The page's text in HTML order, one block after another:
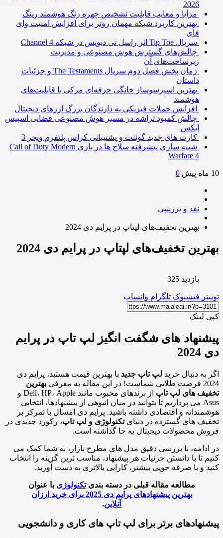
مزایا و معایب قابلیت تشخیص چهره زنگ هوشمند رینگ
بهترین کاربرد شبکه مهمان روتر برای افزایش امنیت وای
سریال Tip Toe اثر راسل تی دیویس در شبکه Channel 4
چالش‌های گسترش هوش مصنوعی و مدیریت
زیرساخت‌های آن
زمان پخش فصل دوم سریال The Testaments و جزئیات
داستان
بهترین اسپرسوساز خانگی حرفه‌ای مرکی با قابلیت‌های
هوشمند
افزایش حملات فیزیکی به دارندگان بزرگ ارزهای دیجیتال
چالش کمبود تراشه در مسیر هوش مصنوعی فضایی اسپیس
کارت های جدید گوئنت و پشتیبانی کراس پلتفرم ویچر 3
شبیه سازی پیشرفته سلاح ها در بازی Call of Duty Modern
Warfare 4
0
نقد و بررسی
بهترین تخفیف‌های لپتاپ در پرایم دی 2024
تخفیف‌های لپتاپ در پرایم دی 2024
بازدید 325
فیسبوک تلگرام واتساپ
های شگفت انگیز لپ تاپ در پرایم
دنبال خریدلپ تاپ جدید با بهترین قیمت هستید، پرایم دی
بهترین
های لپ تاپ
از برندهای محبوب مانند Dell، HP، Apple و
Asus می پردازیم تا بتوانید در میان انبوهی از پیشنهادها، انتخابی
و اقتصادی داشته باشید. پرایم دی امسال با تمرکز بر
های گسترده در دنیایتکنولوژی و لپ تاپ، رکورد جدیدی در
محصولات دیجیتال به جا گذاشته است.
با بررسی دقیق مدل های مطرح بازار، به شما کمک می
تا با دانستن جزئیات هر پیشنهاد، مناسب ترین گزینه را انتخاب
و با صرفه جویی بیشتر، کارایی بالاتری به دست آورید.
مطالعه مقاله قبلی در دسته بندیتکنولوژیبا عنوان
بهترین پیشنهادهای پرایم دی 2025 برای خرید ارزان
.
برتر برای لپ تاپ های کاری و دانشجویی